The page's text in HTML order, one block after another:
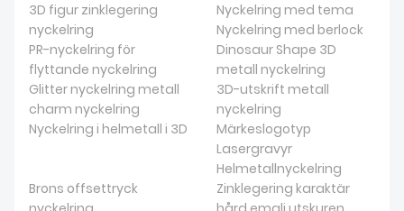
3D figur zinklegering
nyckelring
Nyckelring med tema
Nyckelring med berlock
PR-nyckelring för
flyttande nyckelring
Dinosaur Shape 3D
metall nyckelring
Glitter nyckelring metall
charm nyckelring
3D-utskrift metall
nyckelring
Nyckelring i helmetall i 3D
Märkeslogotyp
Lasergravyr
Helmetallnyckelring
Brons offsettryck
Zinklegering karaktär